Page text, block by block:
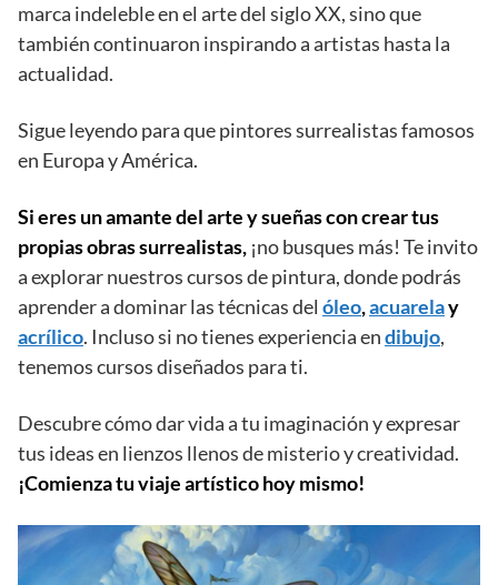
marca indeleble en el arte del siglo XX, sino que
también continuaron inspirando a artistas hasta la
actualidad.
Sigue leyendo para que pintores surrealistas famosos
en Europa y América.
Si eres un amante del arte y sueñas con crear tus
propias obras surrealistas, ¡no busques más! Te invito
a explorar nuestros cursos de pintura, donde podrás
aprender a dominar las técnicas del óleo,acuarelay
acrílico. Incluso si no tienes experiencia endibujo,
tenemos cursos diseñados para ti.
Descubre cómo dar vida a tu imaginación y expresar
tus ideas en lienzos llenos de misterio y creatividad.
¡Comienza tu viaje artístico hoy mismo!